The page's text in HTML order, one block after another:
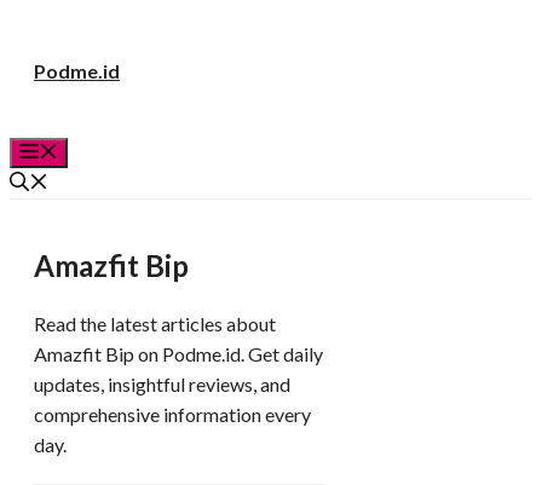
Podme.id
Amazfit Bip
Read the latest articles about
Amazfit Bip on Podme.id. Get daily
updates, insightful reviews, and
comprehensive information every
day.